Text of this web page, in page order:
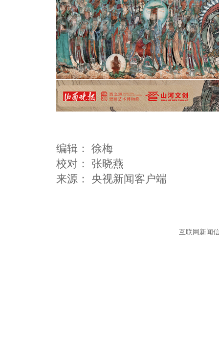
编辑： 徐梅
校对： 张晓燕
互联网新闻